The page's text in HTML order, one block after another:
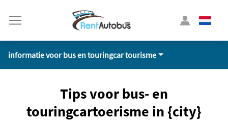
informatie voor bus en touringcar tourisme
Tips voor bus- en
touringcartoerisme in {city}